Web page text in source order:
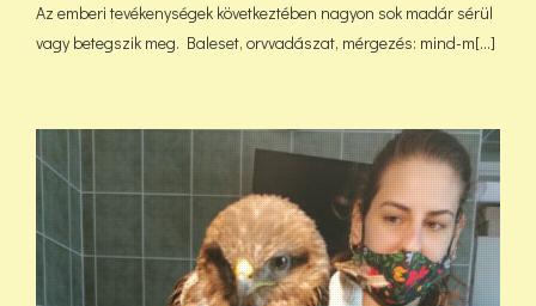
Az emberi tevékenységek következtében nagyon sok madár sérül
vagy betegszik meg. Baleset, orvvadászat, mérgezés: mind-m[...]